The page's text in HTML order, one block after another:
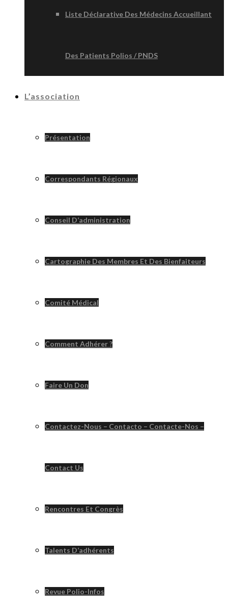
Liste Déclarative Des Médecins Accueillant
Des Patients Polios / PNDS
L’association
Présentation
Correspondants Régionaux
Conseil D’administration
Cartographie Des Membres Et Des Bienfaiteurs
Comité Médical
Comment Adhérer ?
Faire Un Don
Contactez-Nous – Contacto – Contacte-Nos –
Contact Us
Rencontres Et Congrès
Talents D’adhérents
Revue Polio-Infos